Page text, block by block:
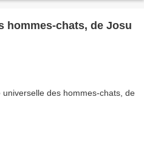
hommes-chats, de Josu